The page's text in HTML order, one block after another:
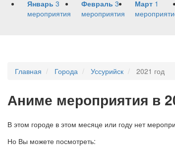
Январь 3
мероприятия
Февраль 3
мероприятия
Март 1
Главная Города Уссурийск 2021 год
Аниме мероприятия в
В этом городе в этом месяце или году нет
Но Вы можете посмотреть: